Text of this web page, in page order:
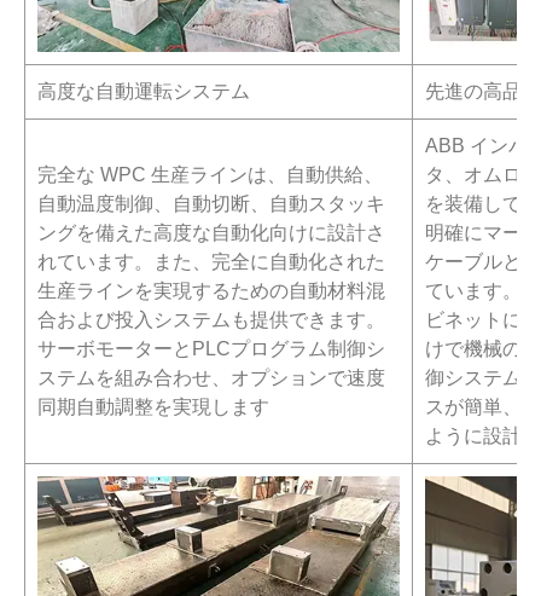
高度な自動運転システム 先進の高品
完全な WPC 生産ラインは、自動供給、
自動温度制御、自動切断、自動スタッキ
ングを備えた高度な自動化向けに設計さ
れています。また、完全に自動化された
生産ラインを実現するための自動材料混
合および投入システムも提供できます。
サーボモーターとPLCプログラム制御シ
ステムを組み合わせ、オプションで速度
同期自動調整を実現します
ABB インバ
タ、オムロ
を装備して
明確にマー
ケーブルと
ています。
ビネットに
けで機械の
御システム
スが簡単、
ように設計